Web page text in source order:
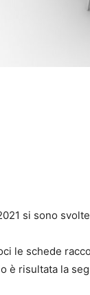
si sono
le schede
è risultata la